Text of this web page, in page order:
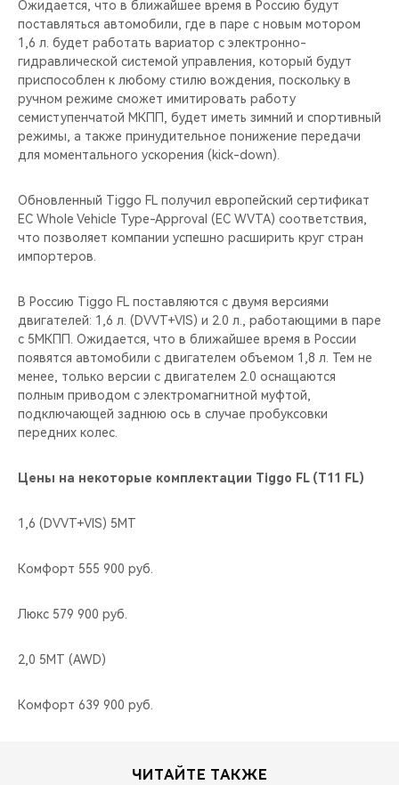
Ожидается, что в ближайшее время в Россию будут
поставляться автомобили, где в паре с новым мотором
1,6 л. будет работать вариатор с электронно-
гидравлической системой управления, который будут
приспособлен к любому стилю вождения, поскольку в
ручном режиме сможет имитировать работу
семиступенчатой МКПП, будет иметь зимний и спортивный
режимы, а также принудительное понижение передачи
для моментального ускорения (kick-down).
Обновленный Tiggo FL получил европейский сертификат
EC Whole Vehicle Type-Approval (EC WVTA) соответствия,
что позволяет компании успешно расширить круг стран
импортеров.
В Россию Tiggo FL поставляются с двумя версиями
двигателей: 1,6 л. (DVVT+VIS) и 2.0 л., работающими в паре
с 5МКПП. Ожидается, что в ближайшее время в России
появятся автомобили с двигателем объемом 1,8 л. Тем не
менее, только версии с двигателем 2.0 оснащаются
полным приводом с электромагнитной муфтой,
подключающей заднюю ось в случае пробуксовки
передних колес.
Цены на некоторые комплектации Tiggo FL (T11 FL)
1,6 (DVVT+VIS) 5МТ
Комфорт 555 900 руб.
Люкс 579 900 руб.
2,0 5MT (AWD)
Комфорт 639 900 руб.
ЧИТАЙТЕ ТАКЖЕ